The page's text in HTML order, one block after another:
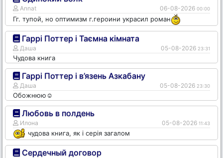
Annat 06-08-2026 00:00
Гг. тупой, но оптимизм г.героини украсил роман
Гаррі Поттер і Таємна кімната
Даша 05-08-2026 23:31
Чудова книга
Гаррі Поттер і в’язень Азкабану
Даша 05-08-2026 23:30
Обожнюю☺️
Любовь в полдень
Илона 05-08-2026 11:43
чудова книга, як і серія загалом
Сердечный договор